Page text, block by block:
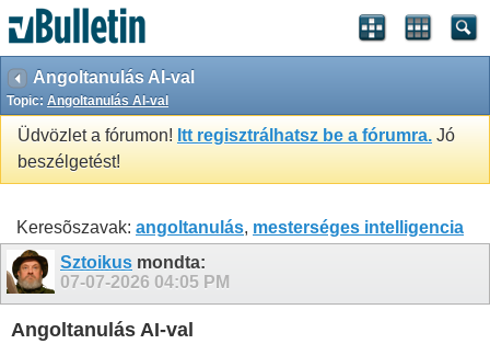
Angoltanulás AI-val
Topic: Angoltanulás AI-val
Üdvözlet a fórumon! Itt regisztrálhatsz be a fórumra. Jó
beszélgetést!
Keresõszavak: angoltanulás, mesterséges intelligencia
Sztoikus mondta:
07-07-2026 04:05 PM
Angoltanulás AI-val